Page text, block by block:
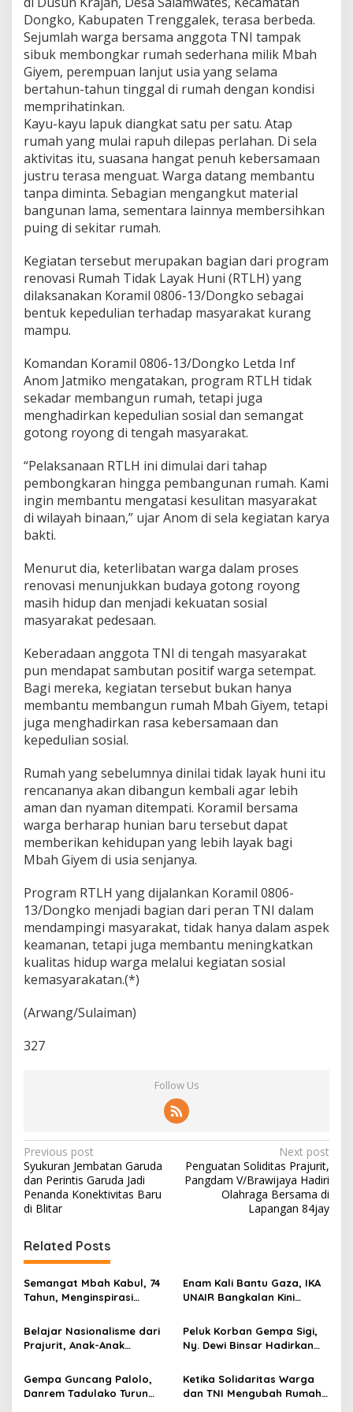
g
R
o
y
n
g
e
d
a
h
R
u
m
h
y
a
Dongko, Kabupaten Trenggalek, terasa berbeda.
Sejumlah warga bersama anggota TNI tampak
sibuk membongkar rumah sederhana milik Mbah
Giyem, perempuan lanjut usia yang selama
bertahun-tahun tinggal di rumah dengan kondisi
memprihatinkan.
Kayu-kayu lapuk diangkat satu per satu. Atap
rumah yang mulai rapuh dilepas perlahan. Di sela
aktivitas itu, suasana hangat penuh kebersamaan
justru terasa menguat. Warga datang membantu
tanpa diminta. Sebagian mengangkut material
bangunan lama, sementara lainnya membersihkan
puing di sekitar rumah.
Kegiatan tersebut merupakan bagian dari program
renovasi Rumah Tidak Layak Huni (RTLH) yang
dilaksanakan Koramil 0806-13/Dongko sebagai
bentuk kepedulian terhadap masyarakat kurang
mampu.
Komandan Koramil 0806-13/Dongko Letda Inf
Anom Jatmiko mengatakan, program RTLH tidak
sekadar membangun rumah, tetapi juga
menghadirkan kepedulian sosial dan semangat
gotong royong di tengah masyarakat.
“Pelaksanaan RTLH ini dimulai dari tahap
pembongkaran hingga pembangunan rumah. Kami
ingin membantu mengatasi kesulitan masyarakat
di wilayah binaan,” ujar Anom di sela kegiatan karya
bakti.
Menurut dia, keterlibatan warga dalam proses
renovasi menunjukkan budaya gotong royong
masih hidup dan menjadi kekuatan sosial
masyarakat pedesaan.
Keberadaan anggota TNI di tengah masyarakat
pun mendapat sambutan positif warga setempat.
Bagi mereka, kegiatan tersebut bukan hanya
membantu membangun rumah Mbah Giyem, tetapi
juga menghadirkan rasa kebersamaan dan
kepedulian sosial.
Rumah yang sebelumnya dinilai tidak layak huni itu
rencananya akan dibangun kembali agar lebih
aman dan nyaman ditempati. Koramil bersama
warga berharap hunian baru tersebut dapat
memberikan kehidupan yang lebih layak bagi
Mbah Giyem di usia senjanya.
Program RTLH yang dijalankan Koramil 0806-
13/Dongko menjadi bagian dari peran TNI dalam
mendampingi masyarakat, tidak hanya dalam aspek
keamanan, tetapi juga membantu meningkatkan
kualitas hidup warga melalui kegiatan sosial
kemasyarakatan.(*)
(Arwang/Sulaiman)
327
Follow Us
P
o
s
n
a
v
g
a
t
i
Previous post
Syukuran Jembatan Garuda
dan Perintis Garuda Jadi
Penanda Konektivitas Baru
di Blitar
Next post
Penguatan Soliditas Prajurit,
Pangdam V/Brawijaya Hadiri
Olahraga Bersama di
Lapangan 84jay
Related Posts
Semangat Mbah Kabul, 74
Tahun, Menginspirasi
Jembatan Garuda
Enam Kali Bantu Gaza, IKA
UNAIR Bangkalan Kini
10.000 Pengungsi
Belajar Nasionalisme dari
Prajurit, Anak-Anak
512/QY
Peluk Korban Gempa Sigi,
Ny. Dewi Binsar Hadirkan
Healing untuk Anak-Anak
Gempa Guncang Palolo,
Danrem Tadulako Turun
Ketika Solidaritas Warga
dan TNI Mengubah Rumah